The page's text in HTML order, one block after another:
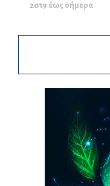
2019 έως σήμερα